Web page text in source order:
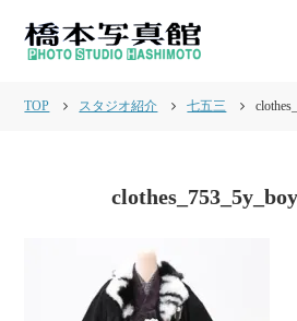
TOP スタジオ紹介 七五三